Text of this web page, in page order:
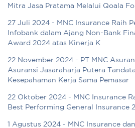
Mitra Jasa Pratama Melalui Qoala
27 Juli 2024 - MNC Insurance Raih
Infobank dalam Ajang Non-Bank
Award 2024 atas Kinerja K
22 November 2024 - PT MNC
Asuransi Jasaraharja Putera
Kesepahaman Kerja Sama Pemasar
22 Oktober 2024 - MNC Insurance
Best Performing General Insurance
1 Agustus 2024 - MNC Insurance